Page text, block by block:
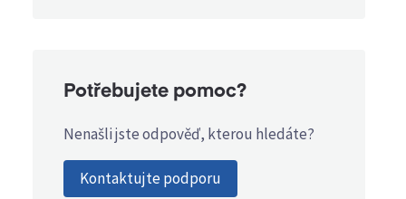
Potřebujete pomoc?
Nenašli jste odpověď, kterou hledáte?
Kontaktujte podporu